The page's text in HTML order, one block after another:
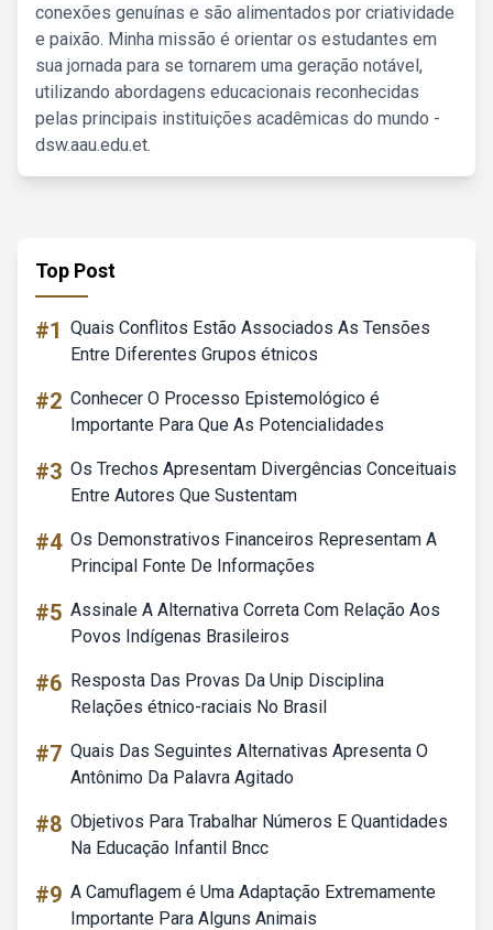
conexões genuínas e são alimentados por criatividade
e paixão. Minha missão é orientar os estudantes em
sua jornada para se tornarem uma geração notável,
utilizando abordagens educacionais reconhecidas
pelas principais instituições acadêmicas do mundo -
dsw.aau.edu.et.
Top Post
#1 Quais Conflitos Estão Associados As Tensões
Entre Diferentes Grupos étnicos
#2 Conhecer O Processo Epistemológico é
Importante Para Que As Potencialidades
#3 Os Trechos Apresentam Divergências Conceituais
Entre Autores Que Sustentam
#4 Os Demonstrativos Financeiros Representam A
Principal Fonte De Informações
#5 Assinale A Alternativa Correta Com Relação Aos
Povos Indígenas Brasileiros
#6 Resposta Das Provas Da Unip Disciplina
Relações étnico-raciais No Brasil
#7 Quais Das Seguintes Alternativas Apresenta O
Antônimo Da Palavra Agitado
#8 Objetivos Para Trabalhar Números E Quantidades
Na Educação Infantil Bncc
#9 A Camuflagem é Uma Adaptação Extremamente
Importante Para Alguns Animais